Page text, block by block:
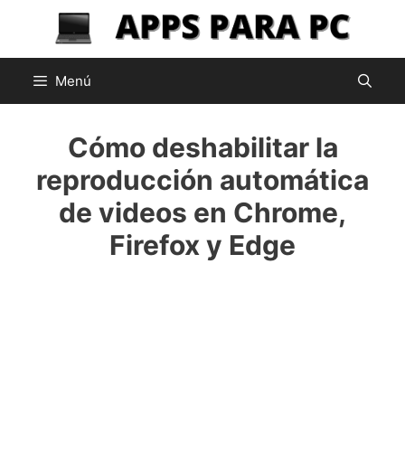
contenido
Menú
Cómo deshabilitar la
reproducción automática
de videos en Chrome,
Firefox y Edge